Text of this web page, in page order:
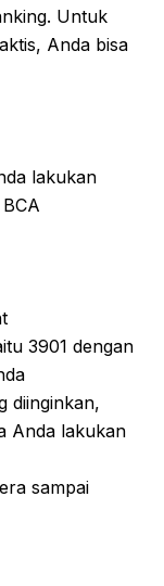
Untuk
Anda bisa
lakukan
3901 dengan
diinginkan,
Anda lakukan
sampai